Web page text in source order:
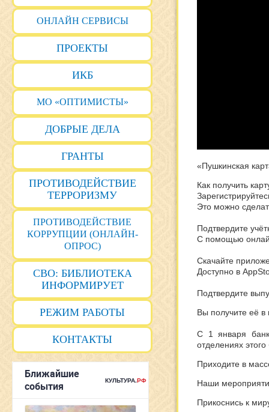
ОНЛАЙН СЕРВИСЫ
ПРОЕКТЫ
ИКБ
МО «ОПТИМИСТЫ»
ДОБРЫЕ ДЕЛА
ГРАНТЫ
ПРОТИВОДЕЙСТВИЕ
ТЕРРОРИЗМУ
ПРОТИВОДЕЙСТВИЕ
КОРРУПЦИИ (ОНЛАЙН-
ОПРОС)
СВО: БИБЛИОТЕКА
ИНФОРМИРУЕТ
РЕЖИМ РАБОТЫ
КОНТАКТЫ
«Пушкинская
Как получить
Это можно
Подтвердите
С помощью
Скачайте
Доступно в
Подтвердите
Вы получите её в
С 1 января
отделениях
Приходите в
Наши
Прикоснись к